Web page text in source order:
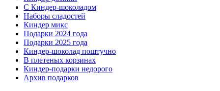
С Киндер-шоколадом
Наборы сладостей
Киндер микс
Подарки 2024 года
Подарки 2025 года
Киндер-шоколад поштучно
В плетеных корзинах
Киндер-подарки недорого
Архив подарков